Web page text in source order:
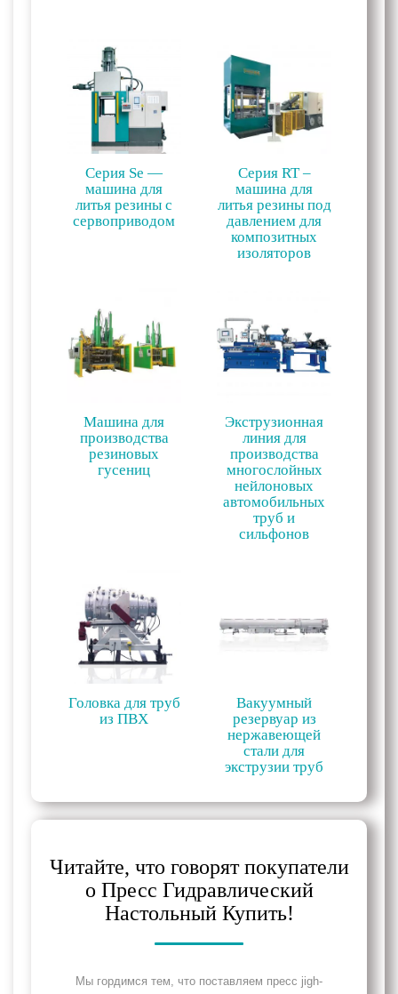
Серия Se —
машина для
литья резины с
сервоприводом
Серия RT –
машина для
литья резины под
давлением для
композитных
изоляторов
Машина для
производства
резиновых
гусениц
Экструзионная
линия для
производства
многослойных
нейлоновых
автомобильных
труб и
сильфонов
Головка для труб
из ПВХ
Вакуумный
резервуар из
нержавеющей
стали для
экструзии труб
Читайте, что говорят покупатели
о Пресс Гидравлический
Настольный Купить!
Мы гордимся тем, что поставляем пресс jigh-